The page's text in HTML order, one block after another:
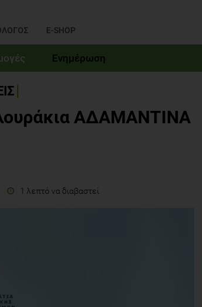
E-SHOP
Ενημέρωση
ΑΔΑΜΑΝΤΙΝΑ
1 λεπτό να διαβαστεί